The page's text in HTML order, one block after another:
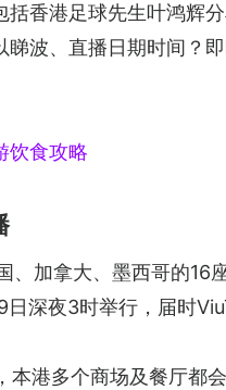
香港足球先生叶鸿辉
波、直播日期时间？即
食攻略
、加拿大、墨西哥的
深夜3时举行，届时
本港多个商场及餐厅都